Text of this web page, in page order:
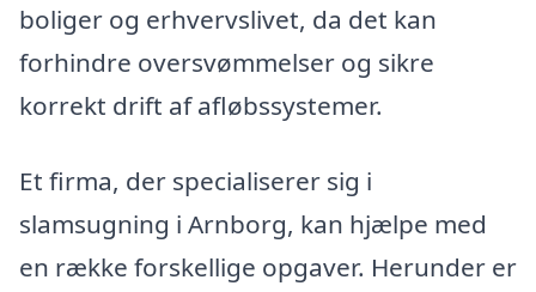
boliger og erhvervslivet, da det kan
forhindre oversvømmelser og sikre
korrekt drift af afløbssystemer.
Et firma, der specialiserer sig i
slamsugning i Arnborg, kan hjælpe med
en række forskellige opgaver. Herunder er